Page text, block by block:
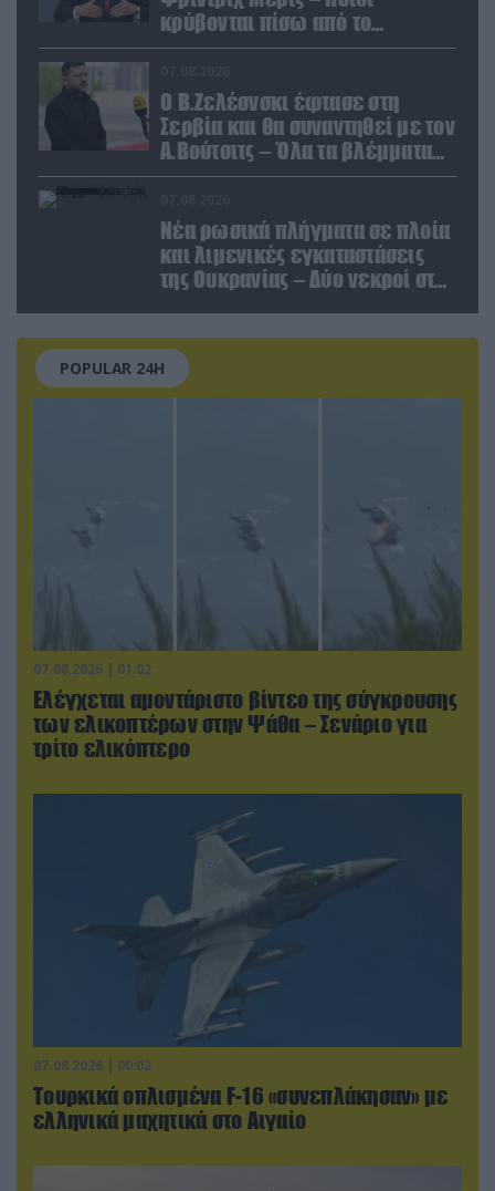
κρύβονται πίσω από το
παραποιημένο βίντεο
Ο Β.Ζελέσνσκι έφτασε στη
Σερβία και θα συναντηθεί με τον
Α.Βούτσιτς – Όλα τα βλέμματα
στις σχέσεις με τη Ρωσία
Νέα ρωσικά πλήγματα σε πλοία
και λιμενικές εγκαταστάσεις
της Ουκρανίας – Δύο νεκροί στην
POPULAR 24H
07.08.2026 | 01:02
Ελέγχεται αμοντάριστο βίντεο της σύγκρουσης
των ελικοπτέρων στην Ψάθα – Σενάριο για
τρίτο ελικόπτερο
07.08.2026 | 00:02
Τουρκικά οπλισμένα F-16 «συνεπλάκησαν» με
ελληνικά μαχητικά στο Αιγαίο